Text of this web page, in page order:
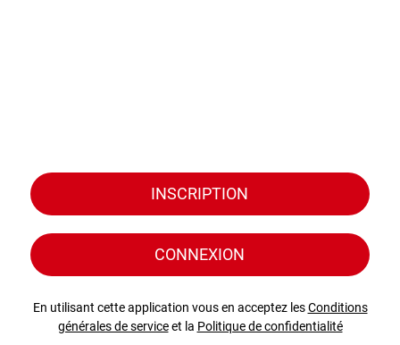
INSCRIPTION
CONNEXION
En utilisant cette application vous en acceptez lesConditions
générales de serviceet la Politique de confidentialité